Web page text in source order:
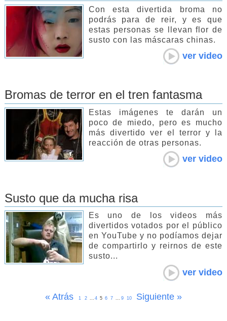
Con esta divertida broma no
podrás para de reir, y es que
estas personas se llevan flor de
susto con las máscaras chinas.
ver video
Bromas de terror en el tren fantasma
Estas imágenes te darán un
poco de miedo, pero es mucho
más divertido ver el terror y la
reacción de otras personas.
ver video
Susto que da mucha risa
Es uno de los videos más
divertidos votados por el público
en YouTube y no podíamos dejar
de compartirlo y reirnos de este
susto...
ver video
« Atrás 1 2 4 5 6 7 9 10 Siguiente »